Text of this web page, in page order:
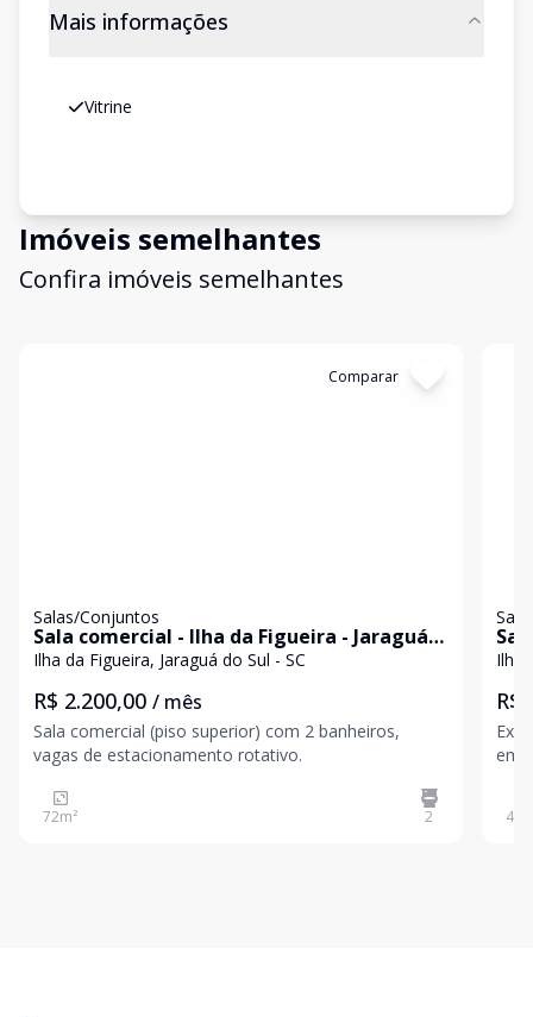
Mais informações
Vitrine
Imóveis semelhantes
Confira imóveis semelhantes
Comparar
Salas/Conjuntos
Sala comercial - Ilha da Figueira - Jaraguá
do Sul / SC
Ilha da Figueira, Jaraguá do Sul - SC
R$ 2.200,00 / mês
Sala comercial (piso superior) com 2 banheiros,
vagas de estacionamento rotativo.
72m² 2
da
Ilha
R$
em
48